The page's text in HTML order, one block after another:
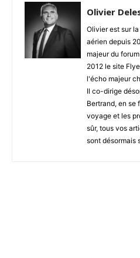
Olivier
Olivier est sur
aérien depuis
majeur du
2012 le site
l'écho majeur
Il co-dirige
Bertrand, en se
voyage et les
sûr, tous vos
sont désormais